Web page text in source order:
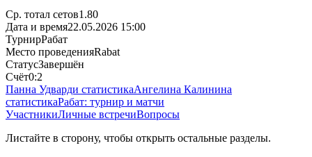
Ср. тотал сетов1.80
Дата и время22.05.2026 15:00
ТурнирРабат
Место проведенияRabat
СтатусЗавершён
Счёт0:2
Панна Удварди статистикаАнгелина Калинина
статистикаРабат: турнир и матчи
УчастникиЛичные встречиВопросы
Листайте в сторону, чтобы открыть остальные разделы.